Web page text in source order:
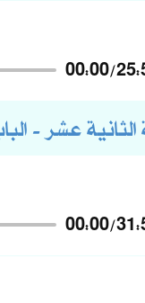
00:00/
الثانية عشر -
00:00/